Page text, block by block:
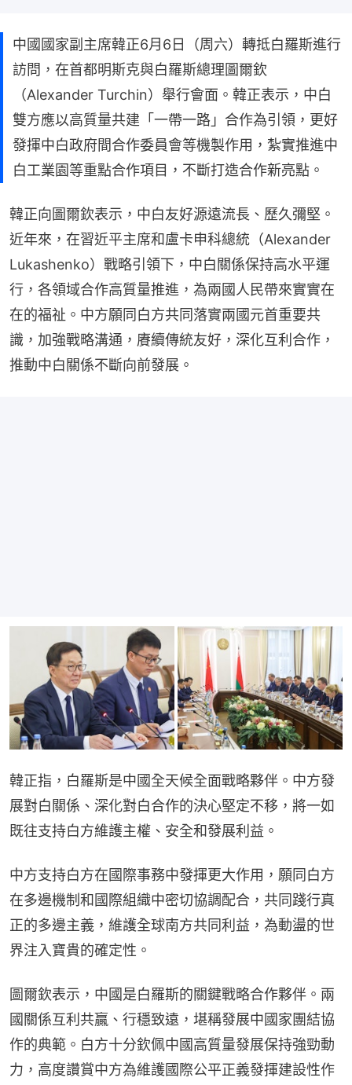
中國國家副主席韓正6月6日（周六）轉抵白羅斯進行
訪問，在首都明斯克與白羅斯總理圖爾欽
（Alexander Turchin）舉行會面。韓正表示，中白
雙方應以高質量共建「一帶一路」合作為引領，更好
發揮中白政府間合作委員會等機製作用，紮實推進中
白工業園等重點合作項目，不斷打造合作新亮點。
韓正向圖爾欽表示，中白友好源遠流長、歷久彌堅。
近年來，在習近平主席和盧卡申科總統（Alexander
Lukashenko）戰略引領下，中白關係保持高水平運
行，各領域合作高質量推進，為兩國人民帶來實實在
在的福祉。中方願同白方共同落實兩國元首重要共
識，加強戰略溝通，賡續傳統友好，深化互利合作，
推動中白關係不斷向前發展。
韓正指，白羅斯是中國全天候全面戰略夥伴。中方發
展對白關係、深化對白合作的決心堅定不移，將一如
既往支持白方維護主權、安全和發展利益。
中方支持白方在國際事務中發揮更大作用，願同白方
在多邊機制和國際組織中密切協調配合，共同踐行真
正的多邊主義，維護全球南方共同利益，為動盪的世
界注入寶貴的確定性。
圖爾欽表示，中國是白羅斯的關鍵戰略合作夥伴。兩
國關係互利共贏、行穩致遠，堪稱發展中國家團結協
作的典範。白方十分欽佩中國高質量發展保持強勁動
力，高度讚賞中方為維護國際公平正義發揮建設性作